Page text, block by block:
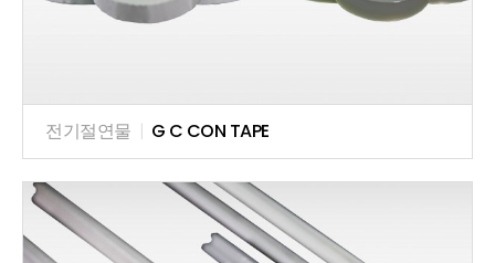
전기절연물 | G C CON TAPE